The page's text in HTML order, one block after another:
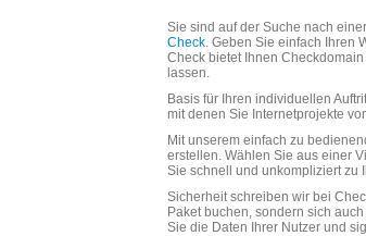
Sie sind auf der Suche nach
Check. Geben Sie einfach Ihren
Check bietet Ihnen
lassen.
Basis für Ihren individuellen
mit denen Sie Internetprojekte
Mit unserem einfach zu
erstellen. Wählen Sie aus einer
Sie schnell und unkompliziert zu
Sicherheit schreiben wir bei
Paket buchen, sondern sich
Sie die Daten Ihrer Nutzer und